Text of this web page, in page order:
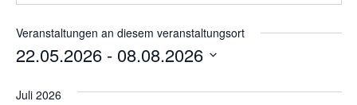
Veranstaltungen an diesem veranstaltungsort
22.05.2026 - 08.08.2026
a
Juli 2026